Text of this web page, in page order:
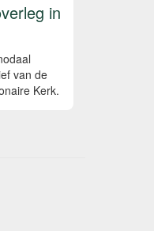
in
van de
Kerk.